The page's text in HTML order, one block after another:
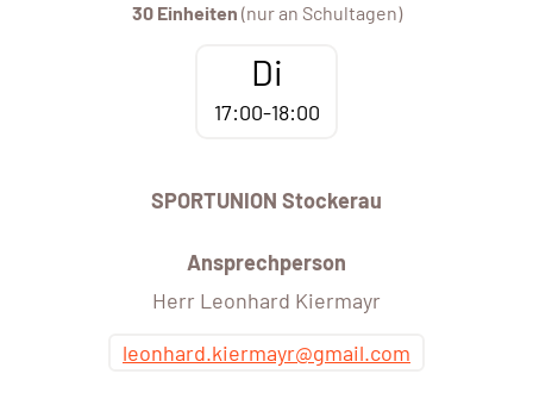
30 Einheiten (nur an Schultagen)
Di
17:00-18:00
SPORTUNION Stockerau
Ansprechperson
Herr Leonhard Kiermayr
leonhard.kiermayr@gmail.com